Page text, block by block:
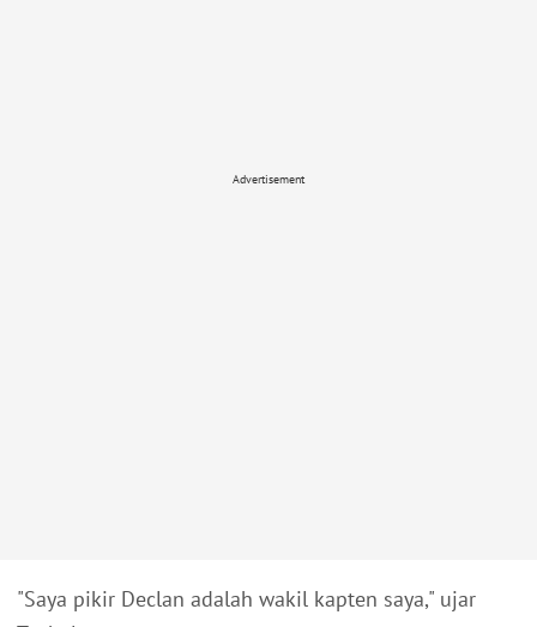
Advertisement
"Saya pikir Declan adalah wakil kapten saya," ujar